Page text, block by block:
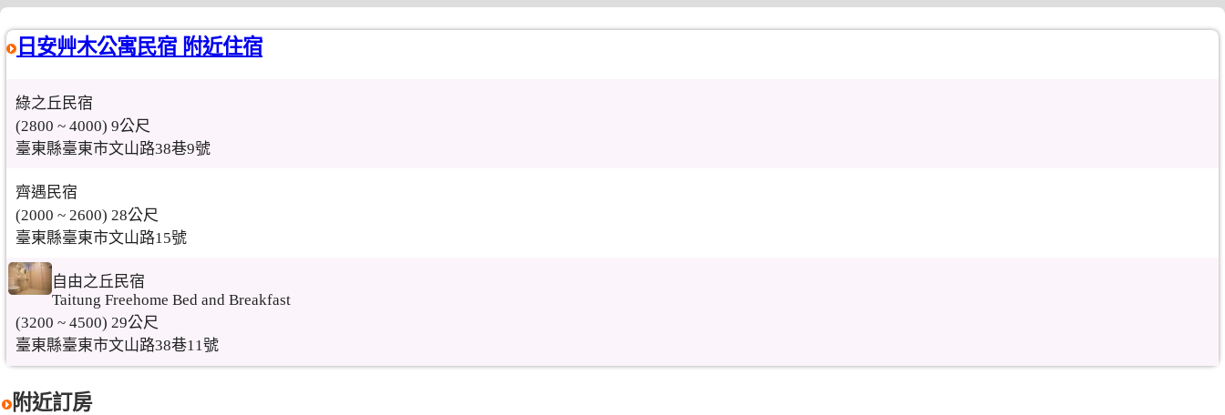
日安艸木公寓民宿 附近住宿
綠之丘民宿
(2800 ~ 4000) 9公尺
臺東縣臺東市文山路38巷9號
齊遇民宿
(2000 ~ 2600) 28公尺
臺東縣臺東市文山路15號
自由之丘民宿
Taitung Freehome Bed and Breakfast
(3200 ~ 4500) 29公尺
臺東縣臺東市文山路38巷11號
附近訂房